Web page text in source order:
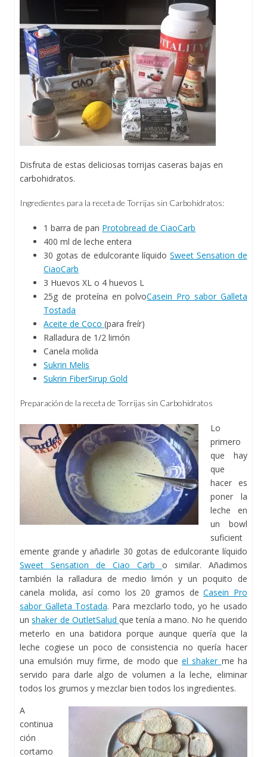
Disfruta de estas deliciosas torrijas caseras bajas en
carbohidratos.
Ingredientes para la receta de Torrijas sin Carbohidratos:
1 barra de pan Protobread de CiaoCarb
400 ml de leche entera
30 gotas de edulcorante líquidoSweet Sensation de
CiaoCarb
3 Huevos XL o 4 huevos L
25g de proteína en polvoCasein Pro sabor Galleta
Tostada
Aceite de Coco(para freír)
Ralladura de 1/2 limón
Canela molida
Sukrin Melis
Sukrin FiberSirup Gold
Preparación de la receta de Torrijas sin Carbohidratos
Lo
primero
que hay
que
hacer es
poner la
leche en
un bowl
suficient
emente grande y añadirle 30 gotas de edulcorante líquido
Sweet Sensation de Ciao Carb o similar. Añadimos
también la ralladura de medio limón y un poquito de
canela molida, así como los 20 gramos deCasein Pro
sabor Galleta Tostada. Para mezclarlo todo, yo he usado
unshaker de OutletSalud que tenía a mano. No he querido
meterlo en una batidora porque aunque quería que la
leche cogiese un poco de consistencia no quería hacer
una emulsión muy firme, de modo queel shaker me ha
servido para darle algo de volumen a la leche, eliminar
todos los grumos y mezclar bien todos los ingredientes.
A
continua
ción
cortamo